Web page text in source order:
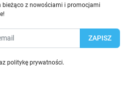
bieżąco z nowościami i promocjami
politykę prywatności.